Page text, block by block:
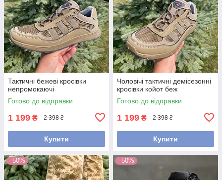
Тактичні бежеві кросівки
непромокаючі
Готово до відправки
1 199 ₴ 2 398 ₴
Купити
Чоловічі тактичні демісезонні
кросівки койот беж
Готово до відправки
1 199 ₴ 2 398 ₴
Купити
–50% –50%